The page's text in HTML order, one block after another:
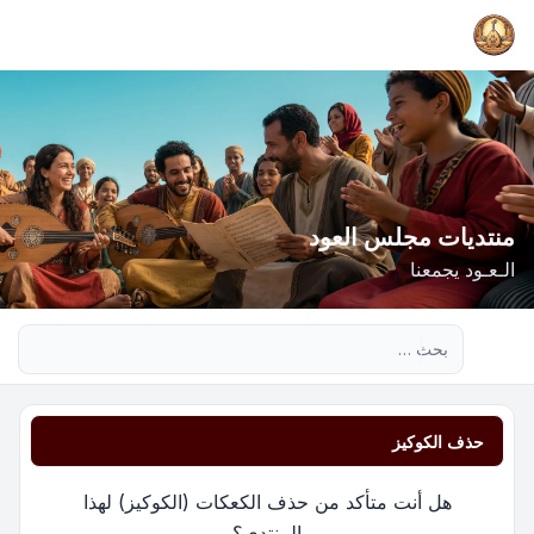
منتديات مجلس العود
الـعـود يجمعنا
حذف الكوكيز
هل أنت متأكد من حذف الكعكات (الكوكيز) لهذا